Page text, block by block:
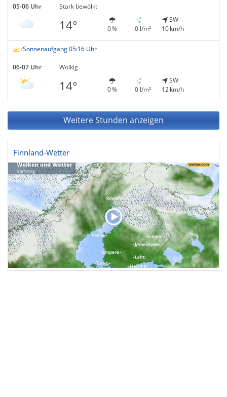
05-06 Uhr Stark bewölkt
14° 0 % 0 l/m²
SW
10 km/h
Sonnenaufgang 05:16 Uhr
06-07 Uhr Wolkig
14° 0 % 0 l/m²
SW
12 km/h
Weitere Stunden anzeigen
Finnland-Wetter